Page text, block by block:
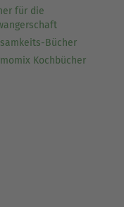
für die
Bücher
Kochbücher